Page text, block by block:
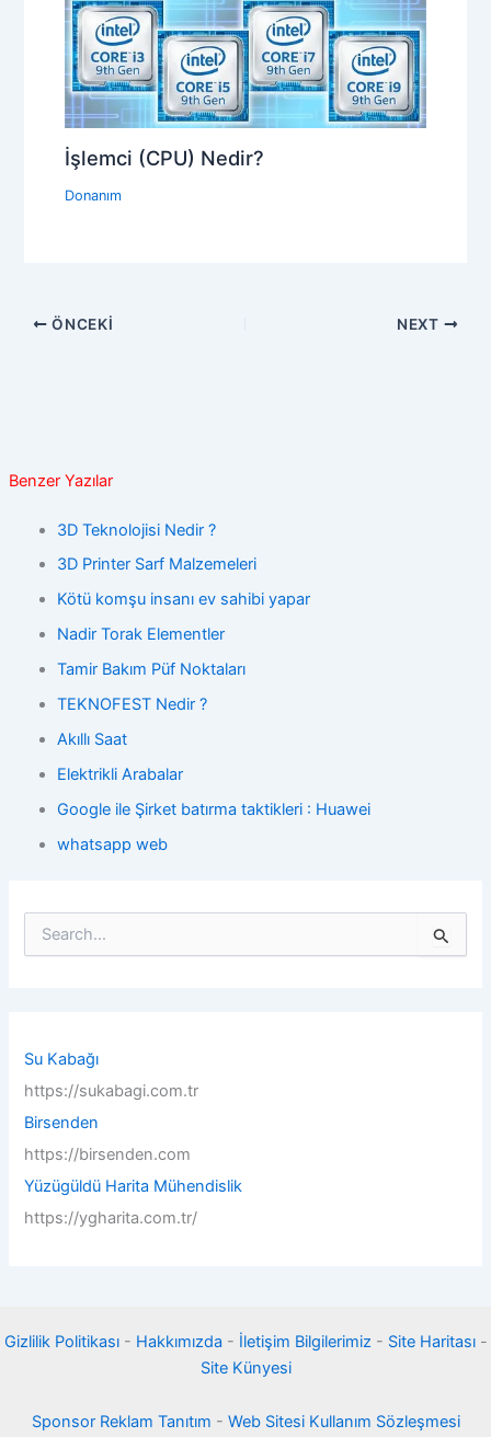
İşlemci (CPU) Nedir?
Donanım
ÖNCEKI NEXT
Benzer Yazılar
3D Teknolojisi Nedir ?
3D Printer Sarf Malzemeleri
Kötü komşu insanı ev sahibi yapar
Nadir Torak Elementler
Tamir Bakım Püf Noktaları
TEKNOFEST Nedir ?
Akıllı Saat
Elektrikli Arabalar
Google ile Şirket batırma taktikleri : Huawei
whatsapp web
f
r
:
Su Kabağı
https://sukabagi.com.tr
Birsenden
https://birsenden.com
Yüzügüldü Harita Mühendislik
https://ygharita.com.tr/
Gizlilik Politikası- Hakkımızda - İletişim Bilgilerimiz- Site Haritası-
Site Künyesi
Sponsor Reklam Tanıtım - Web Sitesi Kullanım Sözleşmesi